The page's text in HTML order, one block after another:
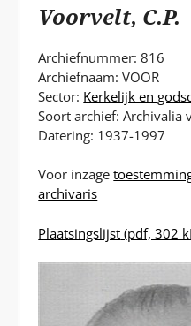
P
Voorvelt, C.P.
Archiefnummer: 816
Archiefnaam: VOOR
Sector: Kerkelijk en
Soort archief: Archivalia
Datering: 1937-1997
Voor inzage
archivaris
Plaatsingslijst (pdf, 302